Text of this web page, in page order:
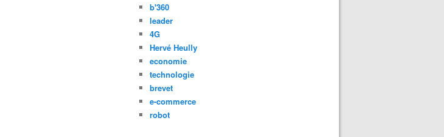
b'360
leader
4G
Hervé Heully
economie
technologie
brevet
e-commerce
robot